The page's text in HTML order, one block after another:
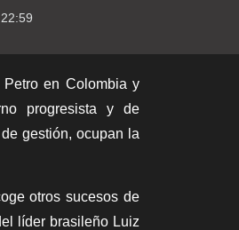
en Colombia y
progresista y de
gestión, ocupan la
otros sucesos de
líder brasileño Luiz